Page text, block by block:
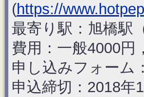
(https://
最寄り駅：旭橋駅
費用：一般4000円
申し込みフォーム：
申込締切：2018年